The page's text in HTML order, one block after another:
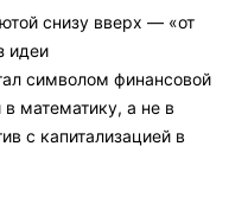
снизу вверх — «от
идеи
символом финансовой
математику, а не в
с капитализацией в